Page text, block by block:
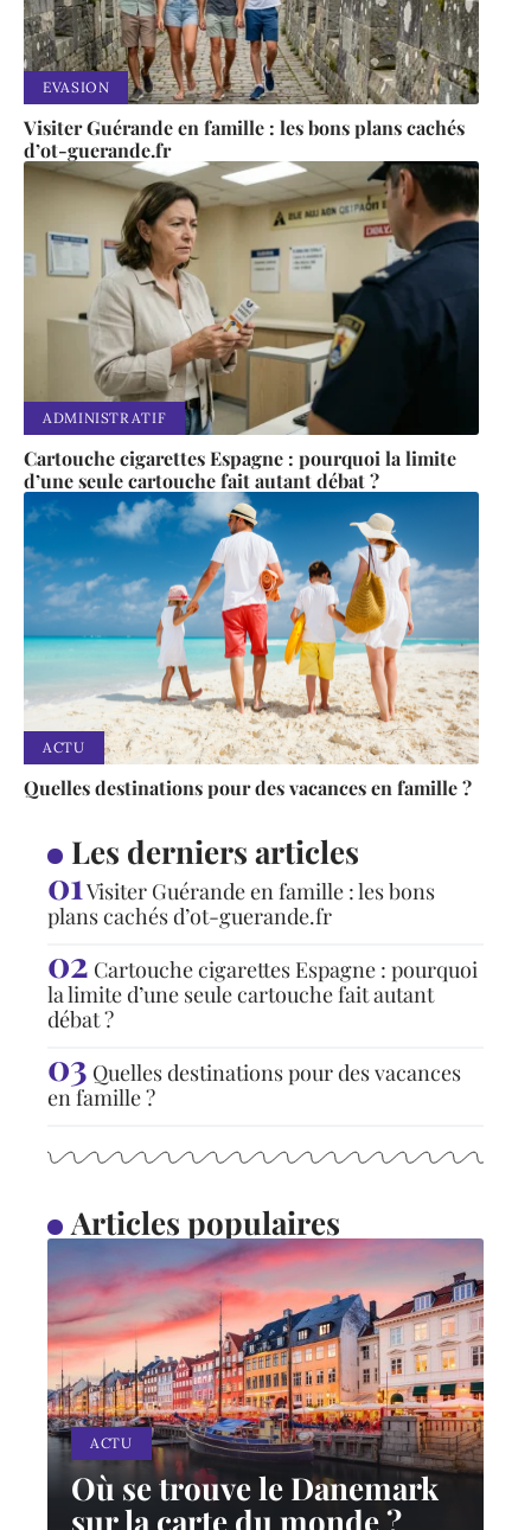
EVASION
Visiter Guérande en famille : les bons plans cachés
d’ot-guerande.fr
ADMINISTRATIF
Cartouche cigarettes Espagne : pourquoi la limite
d’une seule cartouche fait autant débat ?
ACTU
Quelles destinations pour des vacances en famille ?
Les derniers articles
Visiter Guérande en famille : les bons
plans cachés d’ot-guerande.fr
Cartouche cigarettes Espagne : pourquoi
la limite d’une seule cartouche fait autant
débat ?
Quelles destinations pour des vacances
en famille ?
Articles populaires
ACTU
Où se trouve le Danemark
sur la carte du monde ?